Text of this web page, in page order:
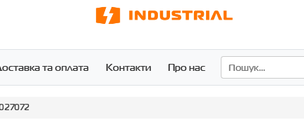
та оплата Контакти Про нас